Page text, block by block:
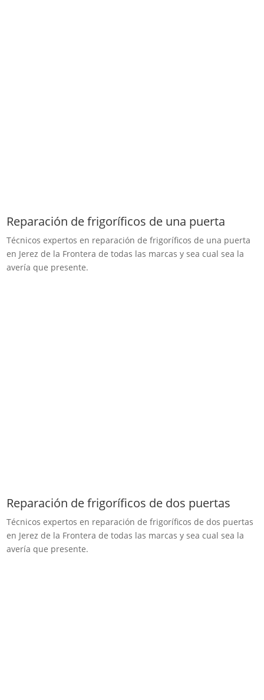
Reparación de frigoríficos de una puerta
Técnicos expertos en reparación de frigoríficos de una puerta
en Jerez de la Frontera de todas las marcas y sea cual sea la
avería que presente.
Reparación de frigoríficos de dos puertas
Técnicos expertos en reparación de frigoríficos de dos puertas
en Jerez de la Frontera de todas las marcas y sea cual sea la
avería que presente.